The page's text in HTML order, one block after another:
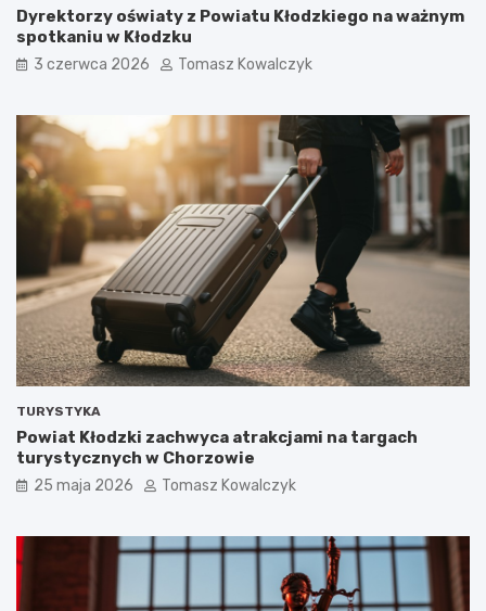
Dyrektorzy oświaty z Powiatu Kłodzkiego na ważnym
spotkaniu w Kłodzku
3 czerwca 2026 Tomasz Kowalczyk
TURYSTYKA
Powiat Kłodzki zachwyca atrakcjami na targach
turystycznych w Chorzowie
25 maja 2026 Tomasz Kowalczyk